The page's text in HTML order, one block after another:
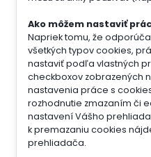
Ako môžem nastaviť
Napriek tomu, že
všetkých typov cookies,
nastaviť podľa vlastných
checkboxov zobrazených
nastavenia práce s
rozhodnutie zmazaním či
nastavení Vášho
k premazaniu cookies
prehliadača.